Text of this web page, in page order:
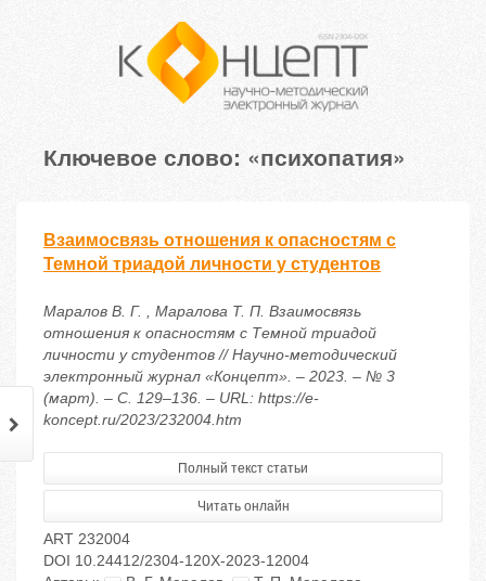
Ключевое слово: «психопатия»
Взаимосвязь отношения к опасностям с
Темной триадой личности у студентов
Маралов В. Г. , Маралова Т. П. Взаимосвязь
отношения к опасностям с Темной триадой
личности у студентов // Научно-методический
электронный журнал «Концепт». – 2023. – № 3
(март). – С. 129–136. – URL: https://e-
koncept.ru/2023/232004.htm
Полный текст статьи
Читать онлайн
ART 232004
DOI 10.24412/2304-120X-2023-12004